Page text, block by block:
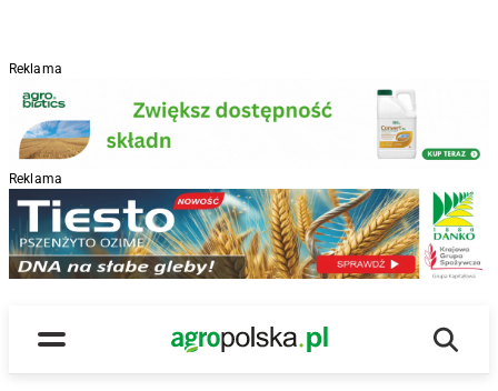
Reklama
Reklama
Menu
Main Logo